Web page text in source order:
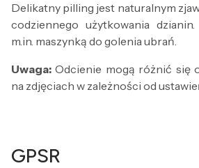
Delikatny pilling jest naturalnym
codziennego użytkowania
m.in. maszynką do golenia ubrań.
Uwaga: Odcienie mogą różnić się
na zdjęciach w zależności od
GPSR